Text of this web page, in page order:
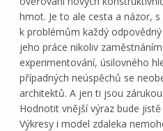
hmot. Je to ale cesta a názor,
k problémům každý
jeho práce nikoliv
experimentování, úsilovného
případných neúspěchů se
architektů. A jen ti jsou
Hodnotit vnější výraz bude
Výkresy i model zdaleka